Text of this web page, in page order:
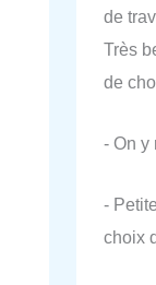
de
Très
de
- On y
-
choix